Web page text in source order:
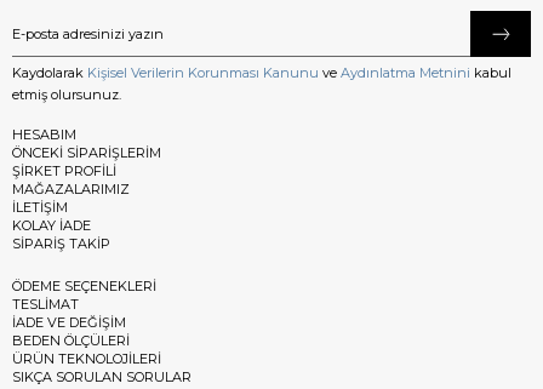
Kaydolarak Kişisel Verilerin Korunması Kanunu ve Aydınlatma Metnini kabul
etmiş olursunuz.
HESABIM
ÖNCEKİ SİPARİŞLERİM
ŞİRKET PROFİLİ
MAĞAZALARIMIZ
İLETİŞİM
KOLAY İADE
SİPARİŞ TAKİP
ÖDEME SEÇENEKLERİ
TESLİMAT
İADE VE DEĞİŞİM
BEDEN ÖLÇÜLERİ
ÜRÜN TEKNOLOJİLERİ
SIKÇA SORULAN SORULAR